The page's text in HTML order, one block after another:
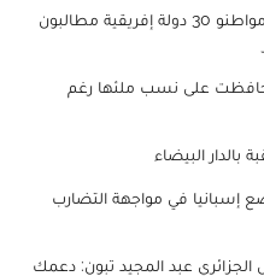
تأشيرة الدخول للولايات المتحدة: مواطنو 30 دولة إفريقية مطالبون
على نسب ملئها رغم
البيضاء
إسبانيا في مواجهة التضارب
الجزائري عبد المجيد تبون: دعمك